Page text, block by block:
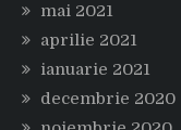
mai 2021
aprilie 2021
ianuarie 2021
decembrie 2020